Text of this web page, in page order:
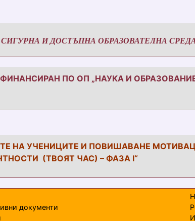
И ДОСТЪПНА ОБРАЗОВАТЕЛНА
ФИНАНСИРАН ПО ОП „НАУКА И
НА УЧЕНИЦИТЕ И ПОВИШАВАНЕ
(ТВОЯТ ЧАС) – ФАЗА І“
документи